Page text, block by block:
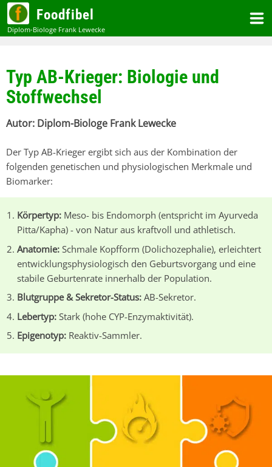
Zum
Inhalt
Foodfibel
Typ AB-Krieger: Biologie und
Stoffwechsel
Der Typ AB-Krieger ergibt sich aus der Kombination der
folgenden genetischen und physiologischen Merkmale und
Biomarker:
Körpertyp: Meso- bis Endomorph (entspricht im Ayurveda
Pitta/Kapha) - von Natur aus kraftvoll und athletisch.
Anatomie: Schmale Kopfform (Dolichozephalie), erleichtert
entwicklungsphysiologisch den Geburtsvorgang und eine
stabile Geburtenrate innerhalb der Population.
Blutgruppe & Sekretor-Status: AB-Sekretor.
Lebertyp: Stark (hohe CYP-Enzymaktivität).
Epigenotyp: Reaktiv-Sammler.